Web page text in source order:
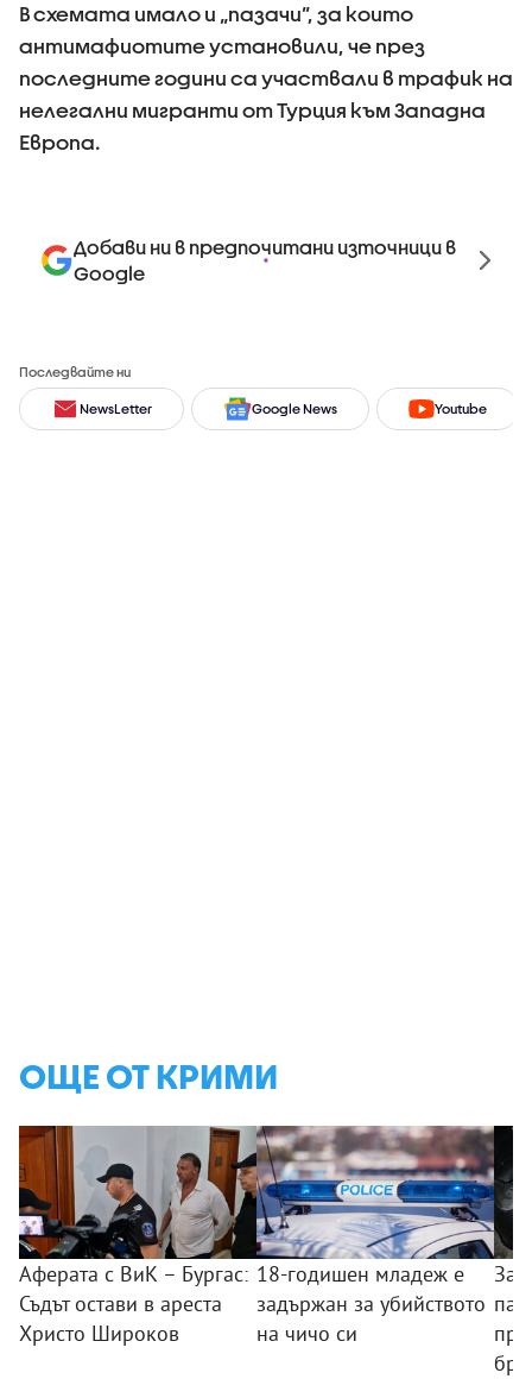
В схемата имало и „пазачи”, за които
антимафиотите установили, че през
последните години са участвали в трафик на
нелегални мигранти от Турция към Западна
Европа.
Добави ни в предпочитани източници в
Google
Последвайте ни
NewsLetter Google News Youtube
ОЩЕ ОТ КРИМИ
Аферата с ВиК – Бургас:
Съдът остави в ареста
Христо Широков
18-годишен младеж е
задържан за убийството
на чичо си